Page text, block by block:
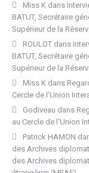
Miss K dans
BATUT, Secrétaire
Supérieur de la
ROULOT dans
BATUT, Secrétaire
Supérieur de la
Miss K dans
Cercle de l’Union
Godiveau dans
au Cercle de l’Union
Patrick HAMON
des Archives
des Archives